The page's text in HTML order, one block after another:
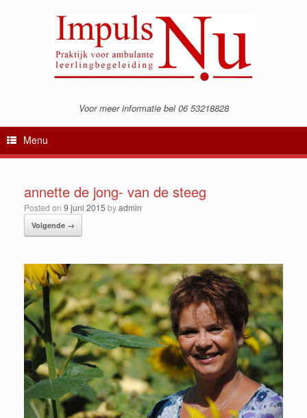
Voor meer informatie bel 06 53218828
Menu
annette de jong- van de steeg
Posted on 9 juni 2015 byadmin
Volgende →